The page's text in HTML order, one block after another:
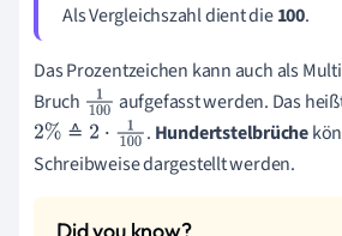
Als Vergleichszahl dient die100.
Das Prozentzeichen kann auch als
Bruch 110
0
aufgefasst werden. Das
≙
2%≙2 1100 . Hundertstelbrüche
Schreibweise dargestellt werden.